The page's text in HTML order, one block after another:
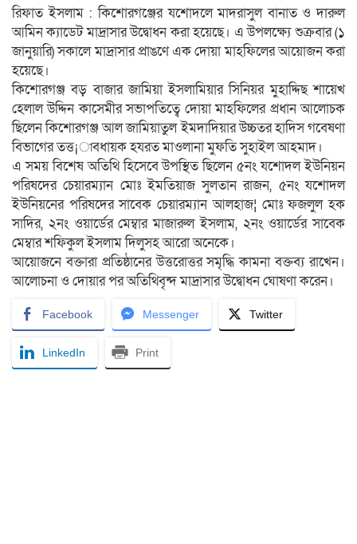
রিফাত ইসলাম : কিশোরগঞ্জের যশোদলে মাদরাসুল বানাত ও দারুল
আমিন ক্যাডেট মাদ্রাসার উদ্বোধন করা হয়েছে। এ উপলক্ষ্যে শুক্রবার (১
জানুয়ারি) সকালে মাদ্রাসার প্রাঙণে এক দোয়া মাহফিলের আয়োজন করা
হয়েছে।
কিশোরগঞ্জ বড় বাজার জামিয়া ইসলামিয়ার সিনিয়র মুহাদ্দিছ শায়েখ
হেলাল উদ্দিন কাসেমীর সভাপতিত্বে দোয়া মাহফিলের প্রধান আলোচক
ছিলেন কিশোরগঞ্জ আল জামিয়াতুল ইমদাদিয়ার উচ্চতর হাদিস গবেষণা
বিভাগের তত্ত¡াবধায়ক হযরত মাওলানা মুফতি সুহাইল আহমাদ।
এ সময় বিশেষ অতিথি হিসেবে উপস্থিত ছিলেন ৫নং যশোদল ইউনিয়ন
পরিষদের চেয়ারম্যান মোঃ ইমতিয়াজ সুলতান রাজন, ৫নং যশোদল
ইউনিয়নের পরিষদের সাবেক চেয়ারম্যান আলহাজ¦ মোঃ ফজলুল হক
সাদির, ২নং ওয়ার্ডের মেম্বার মাজারুল ইসলাম, ২নং ওয়ার্ডের সাবেক
মেম্বার শফিকুল ইসলাম দিলুসহ আরো অনেকে।
আয়োজনে বক্তারা প্রতিষ্ঠানের উত্তরোত্তর সমৃদ্ধি কামনা বক্তব্য রাখেন।
আলোচনা ও দোয়ার পর অতিথিবৃন্দ মাদ্রাসার উদ্বোধন ঘোষণা করেন।
Facebook Messenger Twitter
LinkedIn Print